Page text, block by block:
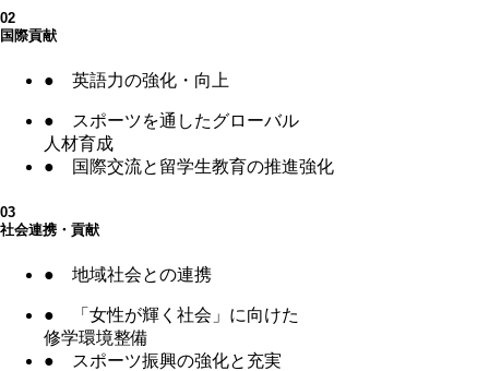
02
国際貢献
● 英語力の強化・向上
● スポーツを通したグローバル
人材育成
●
国際交流と留学生教育の推進強化
03
社会連携・貢献
● 地域社会との連携
●
「女性が輝く社会」に向けた
修学環境整備
●
スポーツ振興の強化と充実